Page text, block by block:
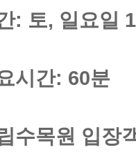
: 토, 일요일
시간: 60분
수목원 입장